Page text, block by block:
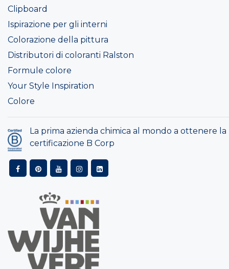
Clipboard
Ispirazione per gli interni
Colorazione della pittura
Distributori di coloranti Ralston
Formule colore
Your Style Inspiration
Colore
La prima azienda chimica al mondo a ottenere la
certificazione B Corp